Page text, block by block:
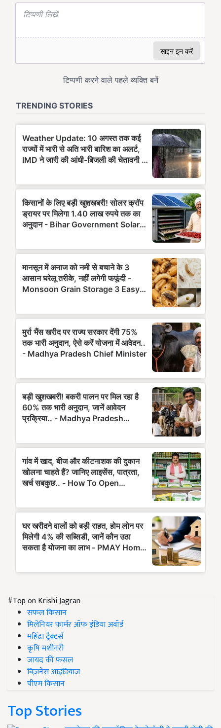
#Top on Krishi Jagran
सफल किसान
मिलेनियर फार्मर ऑफ इंडिया अवॉर्ड
महिंद्रा ट्रैक्टर्स
कृषि मशीनरी
जायद की फसल
बिज़नेस आइडियाज
पीएम किसान
Top Stories